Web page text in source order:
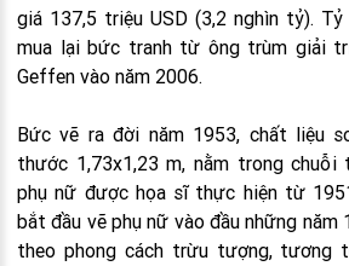
giá 137,5 triệu USD (3,2 nghìn tỷ). Tỷ
mua lại bức tranh từ ông trùm giải
Geffen vào năm 2006.
Bức vẽ ra đời năm 1953, chất liệu
thước 1,73x1,23 m, nằm trong chuỗi
phụ nữ được họa sĩ thực hiện từ
bắt đầu vẽ phụ nữ vào đầu những
theo phong cách trừu tượng, tương